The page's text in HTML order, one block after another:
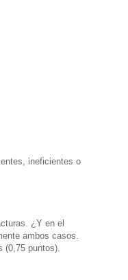
ineficientes o
¿Y en el
ambos casos.
puntos).